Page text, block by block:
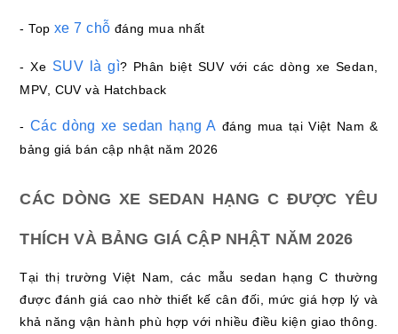
- Top xe 7 chỗ đáng mua nhất
- Xe SUV là gì? Phân biệt SUV với các dòng xe Sedan,
MPV, CUV và Hatchback
- Các dòng xe sedan hạng A đáng mua tại Việt Nam &
bảng giá bán cập nhật năm 2026
CÁC DÒNG XE SEDAN HẠNG C ĐƯỢC YÊU
THÍCH VÀ BẢNG GIÁ CẬP NHẬT NĂM 2026
Tại thị trường Việt Nam, các mẫu sedan hạng C thường
được đánh giá cao nhờ thiết kế cân đối, mức giá hợp lý và
khả năng vận hành phù hợp với nhiều điều kiện giao thông.